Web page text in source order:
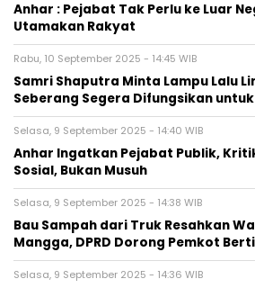
Anhar : Pejabat Tak Perlu ke Luar
Utamakan Rakyat
Rabu, 10 September 2025 - 14:45 WIB
Samri Shaputra Minta Lampu Lalu
Seberang Segera Difungsikan
Selasa, 9 September 2025 - 14:40 WIB
Anhar Ingatkan Pejabat Publik,
Sosial, Bukan Musuh
Selasa, 9 September 2025 - 14:38 WIB
Bau Sampah dari Truk Resahkan
Mangga, DPRD Dorong Pemkot
Selasa, 9 September 2025 - 14:36 WIB